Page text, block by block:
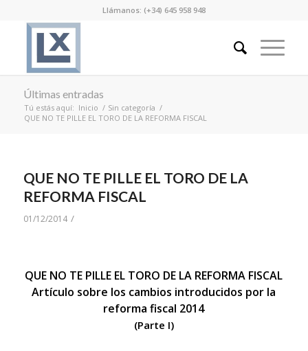
Llámanos: (+34) 645 958 948
Últimas entradas
Tú estás aquí: Inicio / Sin categoría /
QUE NO TE PILLE EL TORO DE LA REFORMA FISCAL
QUE NO TE PILLE EL TORO DE LA
REFORMA FISCAL
01/12/2014 /
QUE NO TE PILLE EL TORO DE LA REFORMA FISCAL
Artículo sobre los cambios introducidos por la
reforma fiscal 2014
(Parte I)